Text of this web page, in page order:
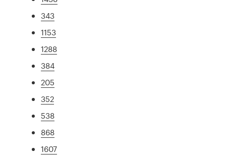
343
1153
1288
384
205
352
538
868
1607